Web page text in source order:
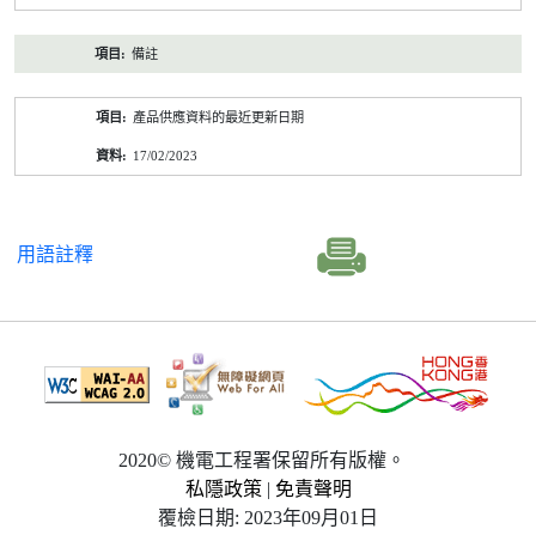
備註
產品供應資料的最近更新日期
17/02/2023
用語註釋
2020© 機電工程署保留所有版權。
私隱政策 | 免責聲明
覆檢日期: 2023年09月01日